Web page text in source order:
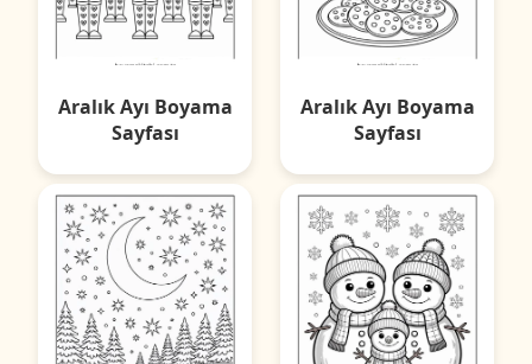
Aralık Ayı Boyama
Sayfası
Aralık Ayı Boyama
Sayfası